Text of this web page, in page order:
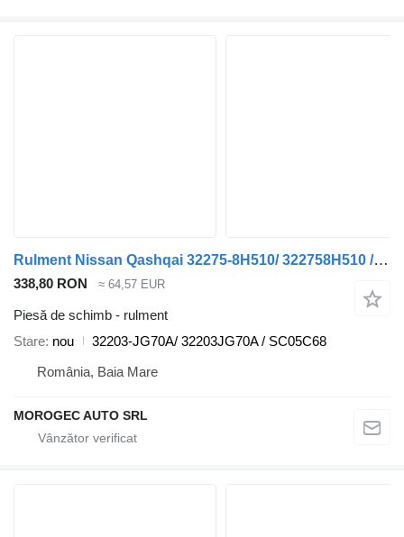
Rulment Nissan Qashqai 32275-8H510/ 322758H510 / SX06C36 32203-JG70A/ pentru automobil Nissan Qashqai
338,80 RON ≈ 64,57 EUR
Piesă de schimb - rulment
Stare nou
32203-JG70A/ 32203JG70A / SC05C68
România, Baia Mare
MOROGEC AUTO SRL